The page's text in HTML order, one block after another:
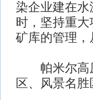
染企业建在
时，坚持重
矿库的管理
帕米尔高原
区、风景名